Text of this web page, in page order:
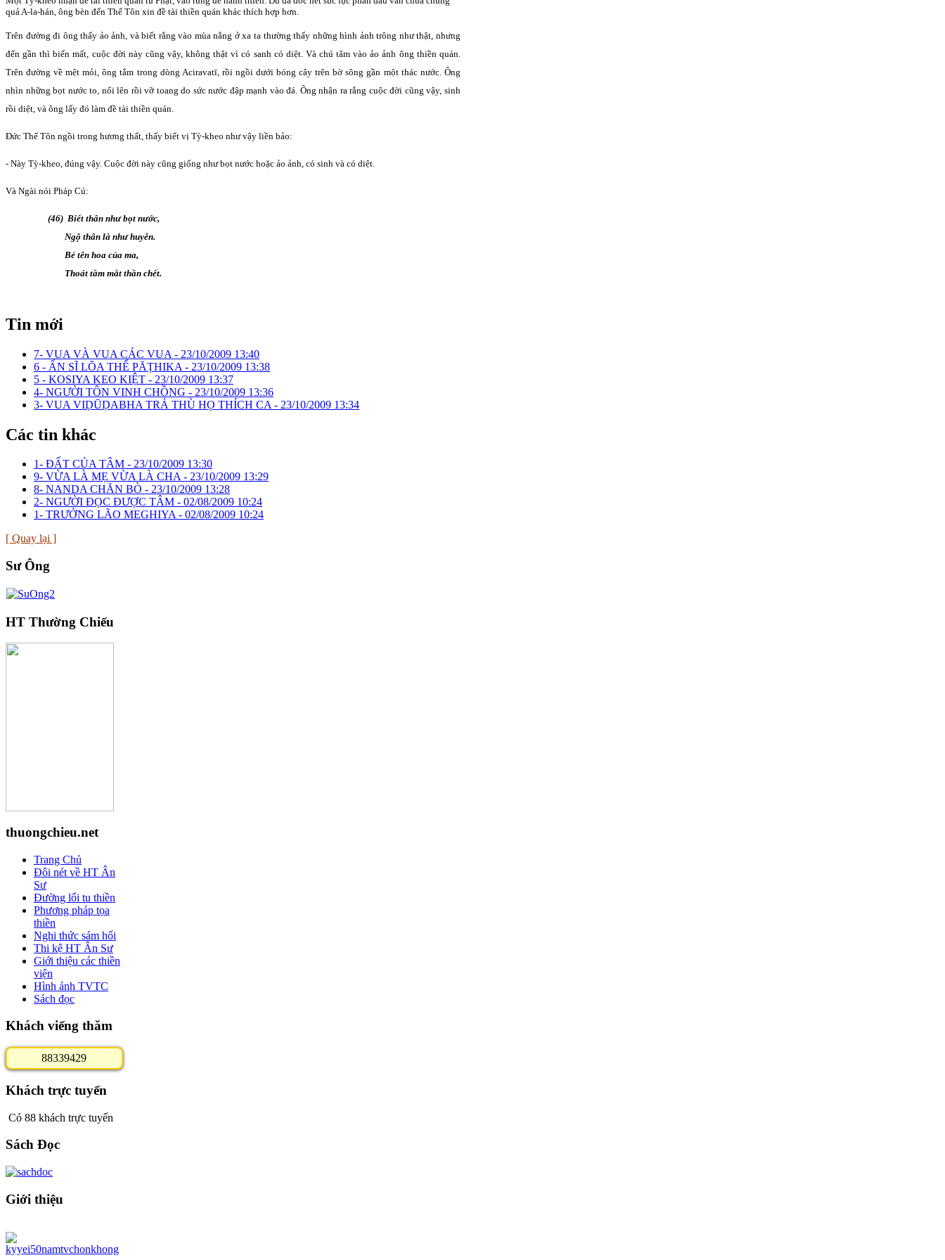
quả A-la-hán, ông bèn đến Thế Tôn xin đề tài thiền quán khác thích hợp hơn.
Trên đường đi ông thấy ảo ảnh, và biết rằng vào mùa nắng ở xa ta thường thấy những hình ảnh trông như thật, nhưng
đến gần thì biến mất, cuộc đời này cũng vậy, không thật vì có sanh có diệt. Và chú tâm vào ảo ảnh ông thiền quán.
Trên đường về mệt mỏi, ông tắm trong dòng Aciravatī, rồi ngồi dưới bóng cây trên bờ sông gần một thác nước. Ông
nhìn những bọt nước to, nổi lên rồi vỡ toang do sức nước đập mạnh vào đá. Ông nhận ra rằng cuộc đời cũng vậy, sinh
rồi diệt, và ông lấy đó làm đề tài thiền quán.
Đức Thế Tôn ngồi trong hương thất, thấy biết vị Tỳ-kheo như vậy liền bảo:
- Này Tỳ-kheo, đúng vậy. Cuộc đời này cũng giống như bọt nước hoặc ảo ảnh, có sinh và có diệt.
Và Ngài nói Pháp Cú:
(46) Biết thân như bọt nước,
Ngộ thân là như huyễn.
Bẻ tên hoa của ma,
Thoát tầm mắt thần chết.
Tin mới
7- VUA VÀ VUA CÁC VUA - 23/10/2009 13:40
6 - ẨN SĨ LÕA THỂ PĀṬHIKA - 23/10/2009 13:38
5 - KOSIYA KEO KIỆT - 23/10/2009 13:37
4- NGƯỜI TÔN VINH CHỒNG - 23/10/2009 13:36
3- VUA VIḌŪḌABHA TRẢ THÙ HỌ THÍCH CA - 23/10/2009 13:34
Các tin khác
1- ĐẤT CỦA TÂM - 23/10/2009 13:30
9- VỪA LÀ MẸ VỪA LÀ CHA - 23/10/2009 13:29
8- NANDA CHĂN BÒ - 23/10/2009 13:28
2- NGƯỜI ĐỌC ĐƯỢC TÂM - 02/08/2009 10:24
1- TRƯỞNG LÃO MEGHIYA - 02/08/2009 10:24
[ Quay lại ]
Sư Ông
HT Thường Chiếu
thuongchieu.net
Trang Chủ
Đôi nét về HT Ân
Sư
Đường lối tu thiền
Phương pháp tọa
thiền
Nghi thức sám hối
Thi kệ HT Ân Sư
Giới thiệu các thiền
viện
Hình ảnh TVTC
Sách đọc
Khách viếng thăm
88339429
Khách trực tuyến
Có 88 khách trực tuyến
Sách Đọc
Giới thiệu